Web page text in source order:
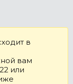
в
вам
или